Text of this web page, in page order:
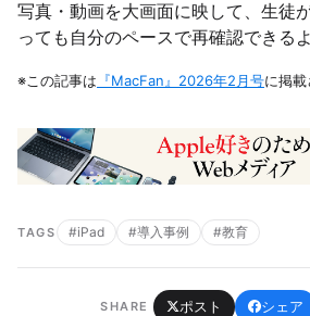
写真・動画を大画面に映して、生徒
っても自分のペースで再確認できる
※この記事は 『MacFan』2026年2月号に掲載
TAGS #iPad #導入事例 #教育
SHARE ポスト シェア